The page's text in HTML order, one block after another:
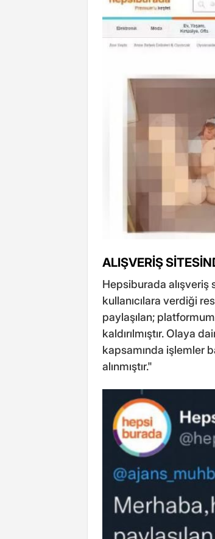
ALIŞVERİŞ
Hepsiburada alışveriş
kullanıcılara verdiği
paylaşılan;
kaldırılmıştır. Olaya
kapsamında işlemler
alınmıştır."